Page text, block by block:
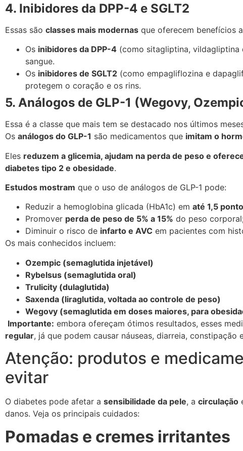
4. Inibidores da DPP-4 e SGLT2
Essas são classes mais modernas que oferecem benefícios
Os inibidores da DPP-4 (como sitagliptina, vildagliptina
sangue.
Os inibidores de SGLT2 (como empagliflozina e
protegem o coração e os rins.
5. Análogos de GLP-1 (Wegovy,
Essa é a classe que mais tem se destacado nos últimos
Os análogos do GLP-1 são medicamentos que imitam o
Eles reduzem a glicemia, ajudam na perda de peso e
diabetes tipo 2 e obesidade.
Estudos mostram que o uso de análogos de GLP-1 pode:
Reduzir a hemoglobina glicada (HbA1c) em até 1,5
Promover perda de peso de 5% a 15% do peso
Diminuir o risco de infarto e AVC em pacientes com
Os mais conhecidos incluem:
Ozempic (semaglutida injetável)
Rybelsus (semaglutida oral)
Trulicity (dulaglutida)
Saxenda (liraglutida, voltada ao controle de peso)
Wegovy (semaglutida em doses maiores, para
Importante: embora ofereçam ótimos resultados, esses
regular, já que podem causar náuseas, diarreia, constipação
Atenção: produtos e
evitar
O diabetes pode afetar a sensibilidade da pele, a circulação
danos. Veja os principais cuidados:
Pomadas e cremes irritantes